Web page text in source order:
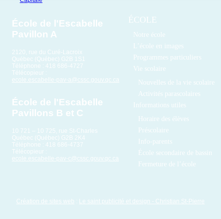
École de l'Escabelle
Pavillon A
2120, rue du Curé-Lacroix
Québec (Québec) G2B 1S1
Téléphone : 418 686-4727
Télécopieur :
ecole.escabelle-pav-a@cssc.gouv.qc.ca
École de l'Escabelle
Pavillons B et C
10 721 – 10 725, rue St-Charles
Québec (Québec) G2B 2K4
Téléphone : 418 686-4737
Télécopieur :
ecole.escabelle-pav-c@cssc.gouv.qc.ca
ÉCOLE
Notre école
L’école en images
Programmes particuliers
Vie scolaire
Nouvelles de la vie scolaire
Activités parascolaires
Informations utiles
Horaire des élèves
Préscolaire
Info-parents
École secondaire de bassin
Fermeture de l’école
Création de sites web : Le saint publicité et design - Christian St-Pierre